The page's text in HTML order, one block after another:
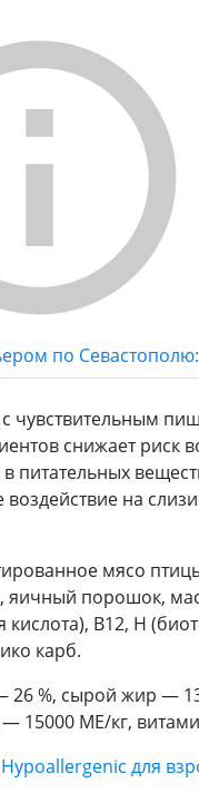
по Севастополю:
чувствительным
снижает риск
питательных
воздействие на
мясо
яичный порошок,
кислота), В12, Н
карб.
%, сырой жир —
15000 МЕ/кг,
для